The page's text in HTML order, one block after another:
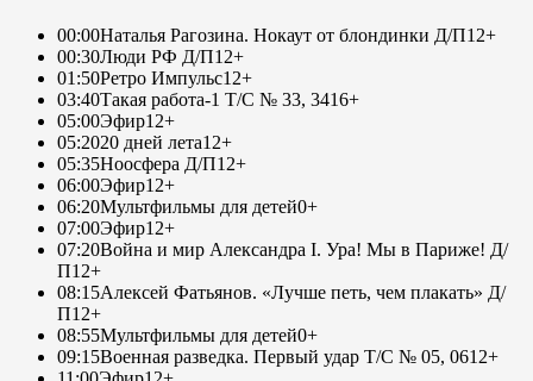
00:00Наталья Рагозина. Нокаут от блондинки Д/П12+
00:30Люди РФ Д/П12+
01:50Ретро Импульс12+
03:40Такая работа-1 Т/С № 33, 3416+
05:00Эфир12+
05:2020 дней лета12+
05:35Ноосфера Д/П12+
06:00Эфир12+
06:20Мультфильмы для детей0+
07:00Эфир12+
07:20Война и мир Александра I. Ура! Мы в Париже! Д/
П12+
08:15Алексей Фатьянов. «Лучше петь, чем плакать» Д/
П12+
08:55Мультфильмы для детей0+
09:15Военная разведка. Первый удар Т/С № 05, 0612+